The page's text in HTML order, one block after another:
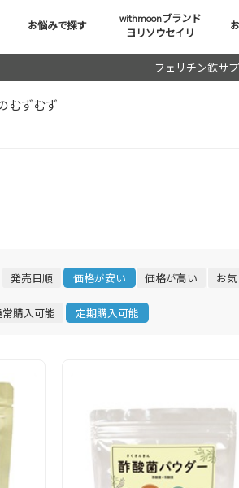
お悩みで探す
withmoonブランド
ヨリソウセイリ
フェリチン鉄サ
むずむず
発売日順 価格が安い 価格が高い お
常購入可能 定期購入可能